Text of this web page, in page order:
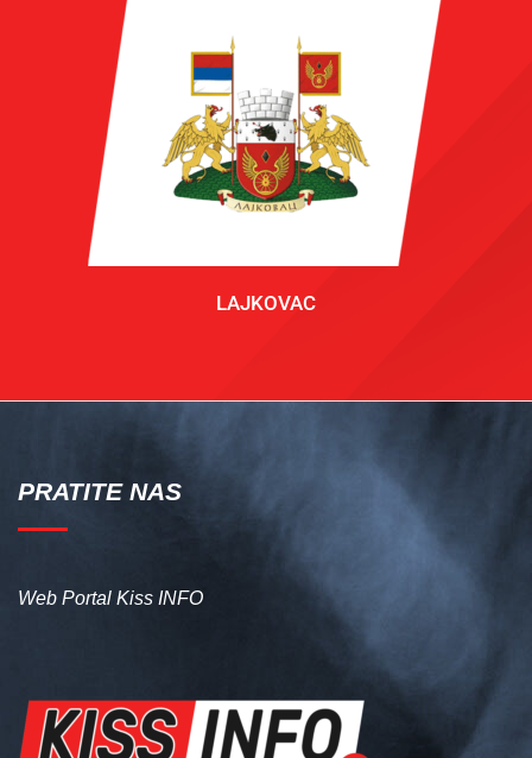
LAJKOVAC
PRATITE NAS
Web Portal Kiss INFO